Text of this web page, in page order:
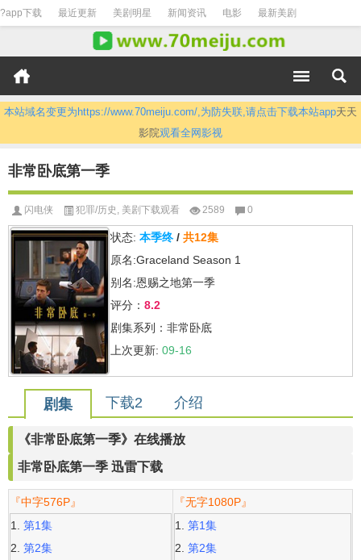
?app下载 最近更新 美剧明星 新闻资讯 电影 最新美剧
本站域名变更为https://www.70meiju.com/,为防失联,请点击下载本站app天天
影院观看全网影视
非常卧底第一季
闪电侠 犯罪/历史 , 美剧下载观看 2589 0
状态: 本季终/ 共12集
原名:Graceland Season 1
别名:恩赐之地第一季
评分： 8.2
剧集系列：非常卧底
上次更新: 09-16
剧集 下载2 介绍
《非常卧底第一季》在线播放
非常卧底第一季 迅雷下载
『中字576P』
第1集
第2集
『无字1080P』
第1集
第2集